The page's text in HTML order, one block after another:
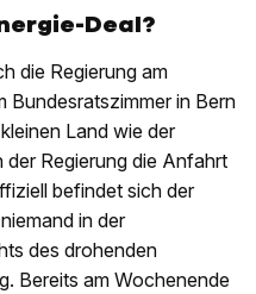
Deal?
die Regierung am
Bundesratszimmer in Bern
Land wie der
Regierung die Anfahrt
befindet sich der
in der
des drohenden
Bereits am Wochenende